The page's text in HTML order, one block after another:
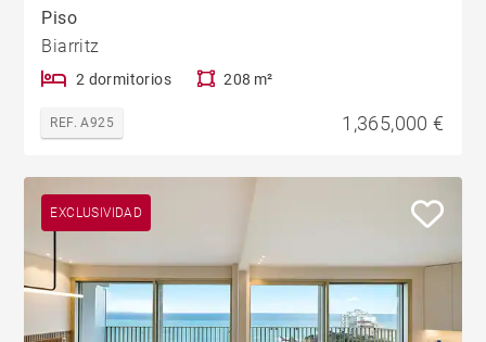
Piso
Biarritz
2 dormitorios 208 m²
REF. A925 1,365,000 €
EXCLUSIVIDAD